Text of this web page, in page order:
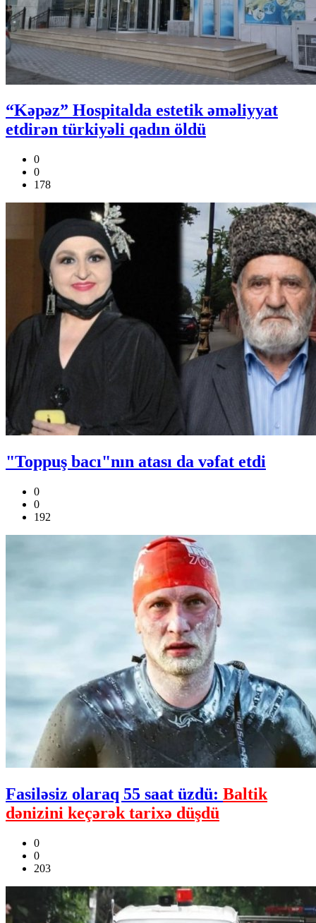
“Kəpəz” Hospitalda estetik əməliyyat
etdirən türkiyəli qadın öldü
0
0
178
"Toppuş bacı"nın atası da vəfat etdi
0
0
192
Fasiləsiz olaraq 55 saat üzdü: Baltik
dənizini keçərək tarixə düşdü
0
0
203